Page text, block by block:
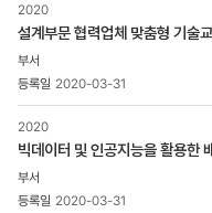
2020
설계부문 협력업체 맞춤형 기술
2020-03-31
2020
빅데이터 및 인공지능을 활용한
2020-03-31